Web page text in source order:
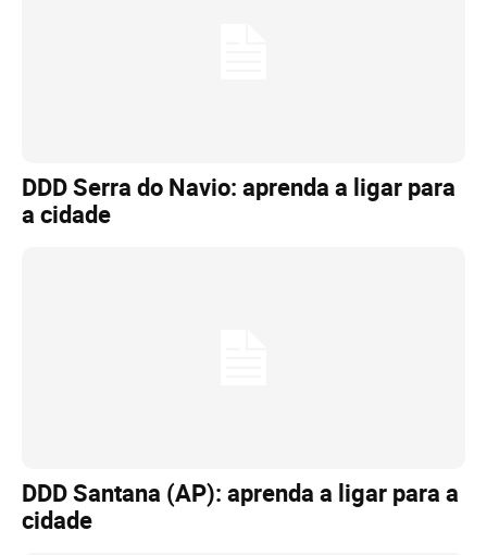
DDD Serra do Navio: aprenda a ligar para
a cidade
DDD Santana (AP): aprenda a ligar para a
cidade